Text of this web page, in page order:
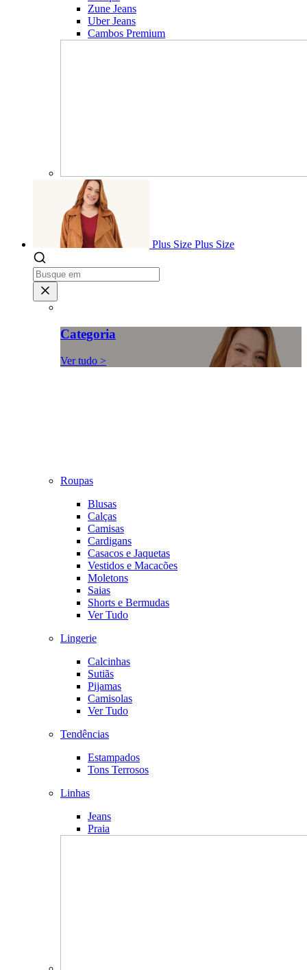
Zune Jeans
Uber Jeans
Cambos Premium
Plus Size Plus Size
Categoria
Ver tudo >
Roupas
Blusas
Calças
Camisas
Cardigans
Casacos e Jaquetas
Vestidos e Macacões
Moletons
Saias
Shorts e Bermudas
Ver Tudo
Lingerie
Calcinhas
Sutiãs
Pijamas
Camisolas
Ver Tudo
Tendências
Estampados
Tons Terrosos
Linhas
Jeans
Praia